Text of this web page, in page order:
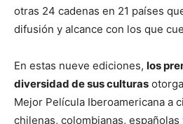
otras 24 cadenas en 21 países
difusión y alcance con los que
En estas nueve ediciones, los
diversidad de sus culturas
Mejor Película Iberoamericana a
chilenas, colombianas,